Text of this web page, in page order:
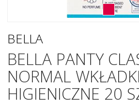
BELLA
BELLA PANTY
NORMAL WKŁADKI
HIGIENICZNE 20